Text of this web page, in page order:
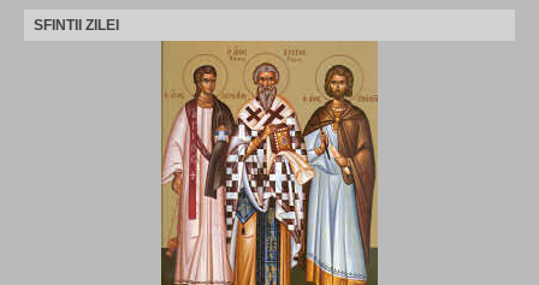
SFINTII ZILEI